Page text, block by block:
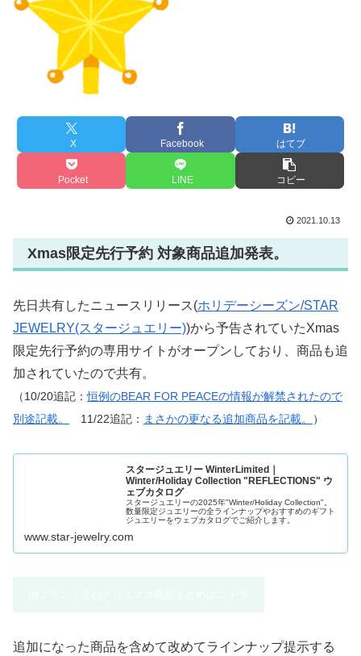
X Facebook はてブ
Pocket LINE コピー
2021.10.13
Xmas限定先行予約 対象商品追加発表。
先日共有したニュースリリース(ホリデーシーズン/STAR
JEWELRY(スタージュエリー))から予告されていたXmas
限定先行予約の専用サイトがオープンしており、商品も追
加されていたので共有。
（10/20追記：恒例のBEAR FOR PEACEの情報が解禁されたので
別途記載。
11/22追記： まさかの更なる追加商品を記載。 ）
スタージュエリー WinterLimited｜
Winter/Holiday Collection "REFLECTIONS" ウ
ェブカタログ
スタージュエリーの2025年"Winter/Holiday Collection"。
数量限定ジュエリーの全ラインナップやおすすめのギフト
ジュエリーをウェブカタログでご紹介します。
www.star-jewelry.com
追加になった商品を含めて改めてラインナップ提示する